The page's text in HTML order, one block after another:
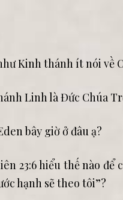
Kinh thánh ít nói về
Linh là Đức Chúa
bây giờ ở đâu ạ?
23:6 hiểu thế nào để
hạnh sẽ theo tôi”?